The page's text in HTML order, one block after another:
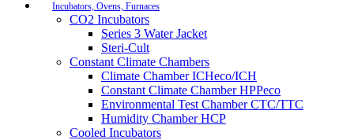
Incubators, Ovens, Furnaces
CO2 Incubators
Series 3 Water Jacket
Steri-Cult
Constant Climate Chambers
Climate Chamber ICHeco/ICH
Constant Climate Chamber HPPeco
Environmental Test Chamber CTC/TTC
Humidity Chamber HCP
Cooled Incubators